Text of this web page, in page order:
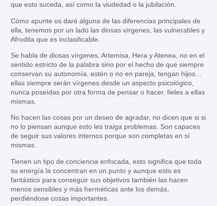
que esto suceda, así como la viudedad o la jubilación.
Cómo apunte os daré alguna de las diferencias principales de
ella, tenemos por un lado las diosas vírgenes, las vulnerables y
Afrodita que es inclasificable.
Se habla de diosas vírgenes, Artemisa, Hera y Atenea, no en el
sentido estricto de la palabra sino por el hecho de que siempre
conservan su autonomía, estén o no en pareja, tengan hijos…
ellas siempre serán vírgenes desde un aspecto psicológico,
nunca poseídas por otra forma de pensar o hacer, fieles a ellas
mismas.
No hacen las cosas por un deseo de agradar, no dicen que si si
no lo piensan aunque esto les traiga problemas. Son capaces
de seguir sus valores internos porque son completas en sí
mismas.
Tienen un tipo de conciencia enfocada, esto significa que toda
su energía la concentran en un punto y aunque esto es
fantástico para conseguir sus objetivos también las hacen
menos sensibles y más herméticas ante los demás,
perdiéndose cosas importantes.